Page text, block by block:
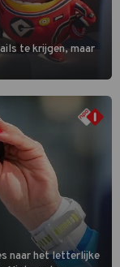
te krijgen, maar
naar het letterlijke